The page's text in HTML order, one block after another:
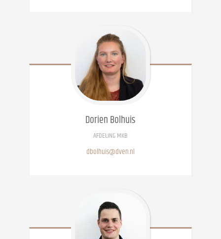
DorienBolhuis
AFDELING MKB
dbolhuis@dven.nl